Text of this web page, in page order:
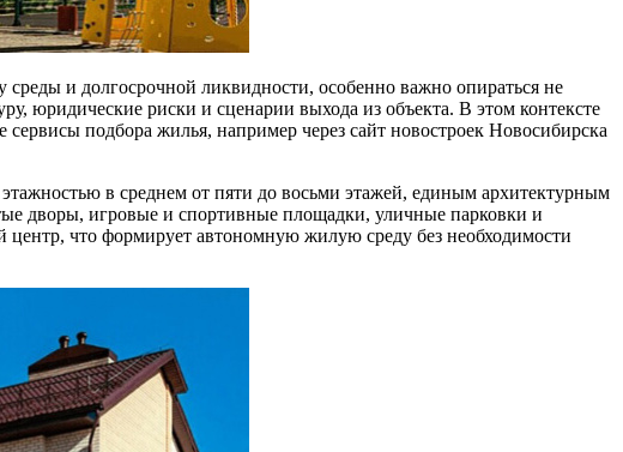
среды и долгосрочной ликвидности, особенно важно опираться не
юридические риски и сценарии выхода из объекта. В этом контексте
подбора жилья, например через сайт новостроек Новосибирска
в среднем от пяти до восьми этажей, единым архитектурным
дворы, игровые и спортивные площадки, уличные парковки и
что формирует автономную жилую среду без необходимости